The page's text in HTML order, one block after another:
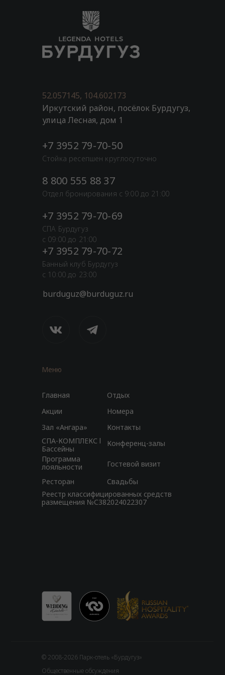
52.057145, 104.602173
Меню
Иркутский район, посёлок Бурдугуз,
улица Лесная, дом 1
Стойка ресепшен круглосуточно
+7 3952 79-70-50
burduguz@burduguz.ru
© 2008-2026 Парк-отель «Бурдугуз»
Общественные обсуждения
Главная
Отдых
Акции
Номера
Зал «Ангара»
Контакты
СПА-КОМПЛЕКС l
Бассейны
Конференц-залы
Программа
лояльности
Гостевой визит
Ресторан
Свадьбы
Реестр классифицированных средств
размещения №С382024022307
8 800 555 88 37
Отдел бронирования с 9:00 до 21:00
Банный клуб Бурдугуз
с 10:00 до 23:00
+7 3952 79-70-72
+7 3952 79-70-69
СПА Бурдугуз
с 09:00 до 21:00